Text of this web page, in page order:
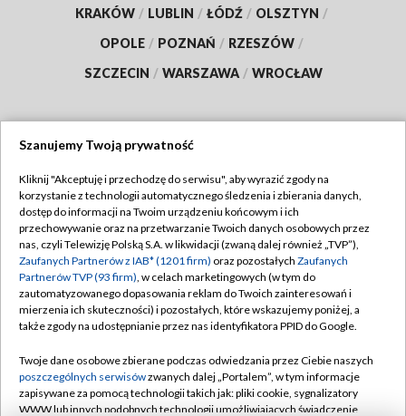
KRAKÓW / LUBLIN / ŁÓDŹ / OLSZTYN /
OPOLE / POZNAŃ / RZESZÓW /
SZCZECIN / WARSZAWA / WROCŁAW
TVP
Abonament TVP
Emisja w TVP
Centrum informacji TVP
Naziemna Telewizja Cyfrowa
Rada Programowa
System NOS
Regulamin TVP
Polityka prywatności
Moje zgody
Pomoc
Kontakt
Szanujemy Twoją prywatność
Kliknij "Akceptuję i przechodzę do serwisu", aby wyrazić zgody na
korzystanie z technologii automatycznego śledzenia i zbierania danych,
dostęp do informacji na Twoim urządzeniu końcowym i ich
przechowywanie oraz na przetwarzanie Twoich danych osobowych przez
nas, czyli Telewizję Polską S.A. w likwidacji (zwaną dalej również „TVP”),
Zaufanych Partnerów z IAB* (1201 firm) oraz pozostałych Zaufanych
Partnerów TVP (93 firm), w celach marketingowych (w tym do
zautomatyzowanego dopasowania reklam do Twoich zainteresowań i
mierzenia ich skuteczności) i pozostałych, które wskazujemy poniżej, a
także zgody na udostępnianie przez nas identyfikatora PPID do Google.
Twoje dane osobowe zbierane podczas odwiedzania przez Ciebie naszych
poszczególnych serwisówzwanych dalej „Portalem”, w tym informacje
zapisywane za pomocą technologii takich jak: pliki cookie, sygnalizatory
WWW lub innych podobnych technologii umożliwiających świadczenie